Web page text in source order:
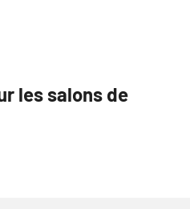
les salons de